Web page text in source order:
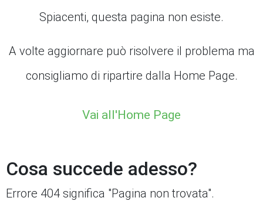
Spiacenti, questa pagina non esiste.
A volte aggiornare può risolvere il problema ma
consigliamo di ripartire dalla Home Page.
Vai all'Home Page
Cosa succede adesso?
Errore 404 significa "Pagina non trovata".